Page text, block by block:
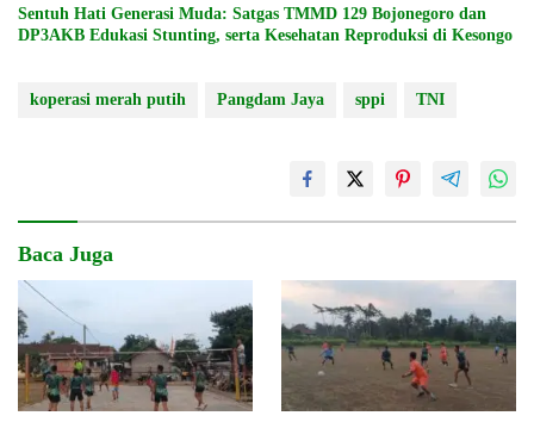
Sentuh Hati Generasi Muda: Satgas TMMD 129 Bojonegoro dan
DP3AKB Edukasi Stunting, serta Kesehatan Reproduksi di Kesongo
koperasi merah putih Pangdam Jaya sppi TNI
Baca Juga